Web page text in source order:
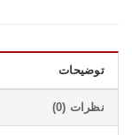
توضیحات
نظرات (0)